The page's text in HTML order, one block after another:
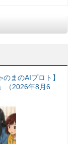
まのAIプロト】
（2026年8月6